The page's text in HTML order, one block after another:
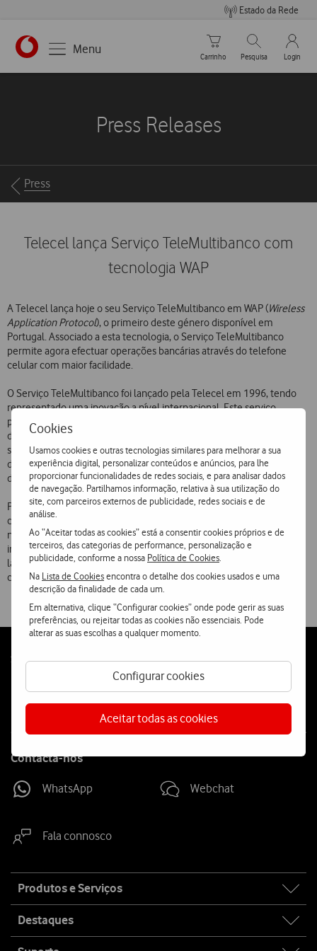
Cookies
Usamos cookies e outras tecnologias similares para melhorar a sua
experiência digital, personalizar conteúdos e anúncios, para lhe
proporcionar funcionalidades de redes sociais, e para analisar dados
de navegação. Partilhamos informação, relativa à sua utilização do
site, com parceiros externos de publicidade, redes sociais e de
análise.
Ao “Aceitar todas as cookies” está a consentir cookies próprios e de
terceiros, das categorias de performance, personalização e
publicidade, conforme a nossa Política de Cookies
Na Lista de Cookiesencontra o detalhe dos cookies usados e uma
descrição da finalidade de cada um.
Em alternativa, clique “Configurar cookies” onde pode gerir as suas
preferências, ou rejeitar todas as cookies não essenciais. Pode
alterar as suas escolhas a qualquer momento.
Configurar cookies
Aceitar todas as cookies
Estado da Rede
https://www.vodafone.pt
Menu
Carrinho de compras
Carrinho
Pesquisar
Pesquisa
My
Login
Press Releases
Breadcrumbs
Press
Telecel lança Serviço TeleMultibanco com
tecnologia WAP
A Telecel lança hoje o seu Serviço TeleMultibanco em WAP (Wireless
Application Protocol), o primeiro deste género disponível em
Portugal. Associado a esta tecnologia, o Serviço TeleMultibanco
permite agora efectuar operações bancárias através do telefone
celular com maior facilidade.
O Serviço TeleMultibanco foi lançado pela Telecel em 1996, tendo
representado uma inovação a nível internacional. Este serviço
permite efectuar as operações disponíveis numa caixa multibanco,
designadamente consultar o saldo de contas bancárias, pagar
serviços como o telefone, a água ou a luz, consultar os movimentos
de contas bancárias, efectuar transferências entre contas, para além
doutras possibilidades.
Pioneira na tecnologia WAP em Portugal, a Telecel pretende
continuar a liderar a revolução da transmissão de dados móveis no
nosso país, quer através da disponibilização de um portal WAP
inovador e com grande qualidade de conteúdos, quer através do
lançamento da tecnologia GPRS, que a Telecel tem vindo a testar e
cujo lançamento se prevê ocorra antes do final deste ano.
Follow
Social
Contacta-nos
WhatsApp Webchat
Fala connosco
map
Produtos e Serviços
Destaques